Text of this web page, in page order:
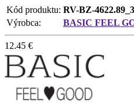
Kód produktu: RV-BZ-
Výrobca:
BASIC FEEL
12.45 €